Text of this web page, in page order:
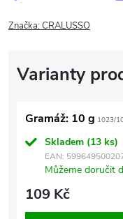
Značka:CRALUSSO
Gramáž: 10 g 1023/
Skladem (13 ks)
EAN:
Můžeme doručit
109 Kč